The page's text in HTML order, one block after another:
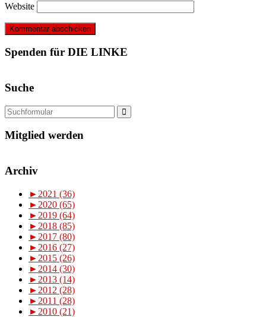
Website
Spenden für DIE LINKE
Suche
Mitglied werden
Archiv
► 2021 (36)
► 2020 (65)
► 2019 (64)
► 2018 (85)
► 2017 (80)
► 2016 (27)
► 2015 (26)
► 2014 (30)
► 2013 (14)
► 2012 (28)
► 2011 (28)
► 2010 (21)